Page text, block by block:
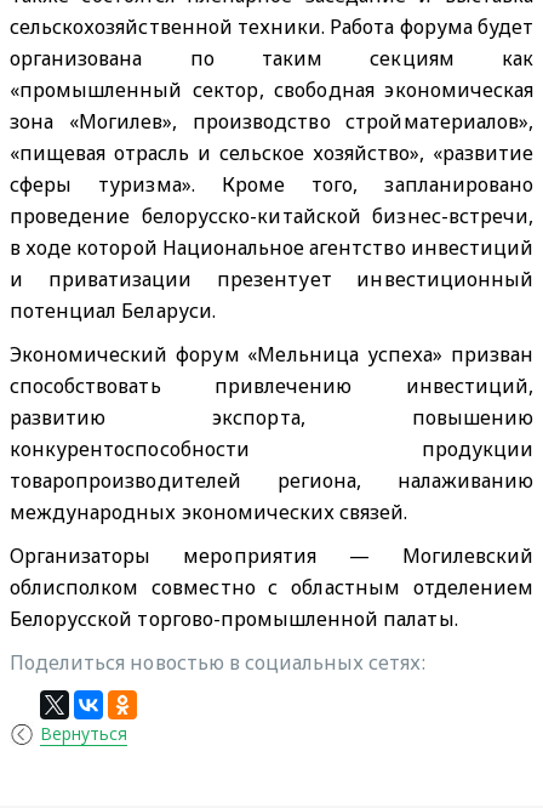
сельскохозяйственной техники. Работа форума будет
организована по таким секциям как
«промышленный сектор, свободная экономическая
зона «Могилев», производство стройматериалов»,
«пищевая отрасль и сельское хозяйство», «развитие
сферы туризма». Кроме того, запланировано
проведение белорусско-китайской бизнес-встречи,
в ходе которой Национальное агентство инвестиций
и приватизации презентует инвестиционный
потенциал Беларуси.
Экономический форум «Мельница успеха» призван
способствовать привлечению инвестиций,
развитию экспорта, повышению
конкурентоспособности продукции
товаропроизводителей региона, налаживанию
международных экономических связей.
Организаторы мероприятия — Могилевский
облисполком совместно с областным отделением
Белорусской торгово-промышленной палаты.
Поделиться новостью в социальных сетях:
Вернуться